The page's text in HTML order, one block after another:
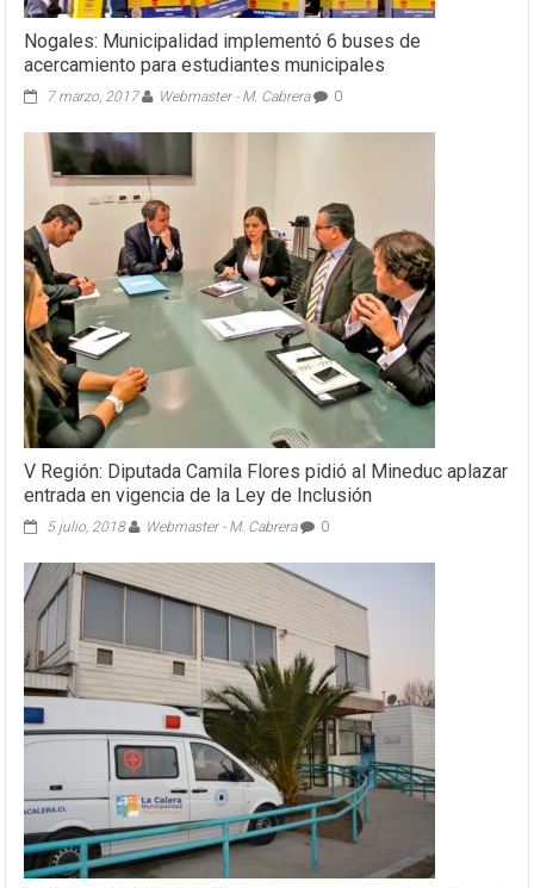
Nogales: Municipalidad implementó 6 buses de
acercamiento para estudiantes municipales
7 marzo, 2017 Webmaster - M. Cabrera 0
V Región: Diputada Camila Flores pidió al Mineduc aplazar
entrada en vigencia de la Ley de Inclusión
5 julio, 2018 Webmaster - M. Cabrera 0